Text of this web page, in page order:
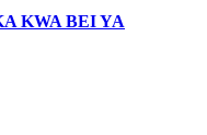
KWA BEI YA